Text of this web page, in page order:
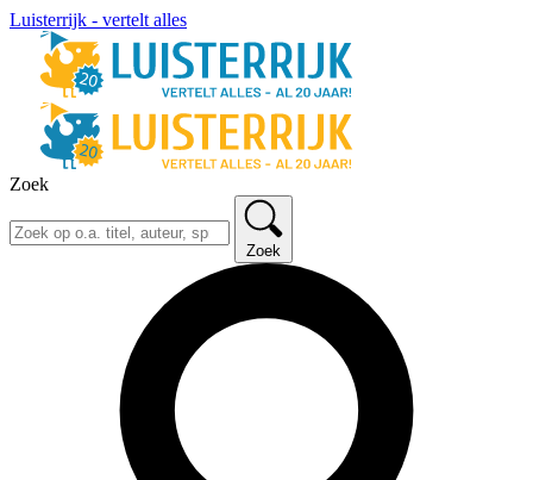
Luisterrijk - vertelt alles
Zoek
Zoek